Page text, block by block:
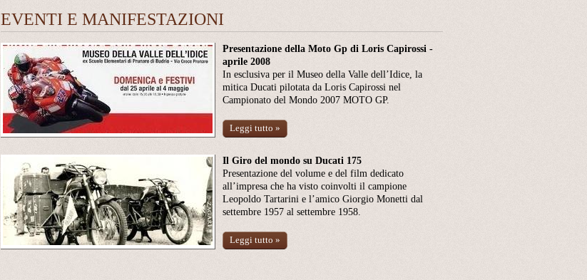
EVENTI E MANIFESTAZIONI
Presentazione della Moto Gp di Loris Capirossi -
aprile 2008
In esclusiva per il Museo della Valle dell’Idice, la
mitica Ducati pilotata da Loris Capirossi nel
Campionato del Mondo 2007 MOTO GP.
Leggi tutto »
Il Giro del mondo su Ducati 175
Presentazione del volume e del film dedicato
all’impresa che ha visto coinvolti il campione
Leopoldo Tartarini e l’amico Giorgio Monetti dal
settembre 1957 al settembre 1958.
Leggi tutto »